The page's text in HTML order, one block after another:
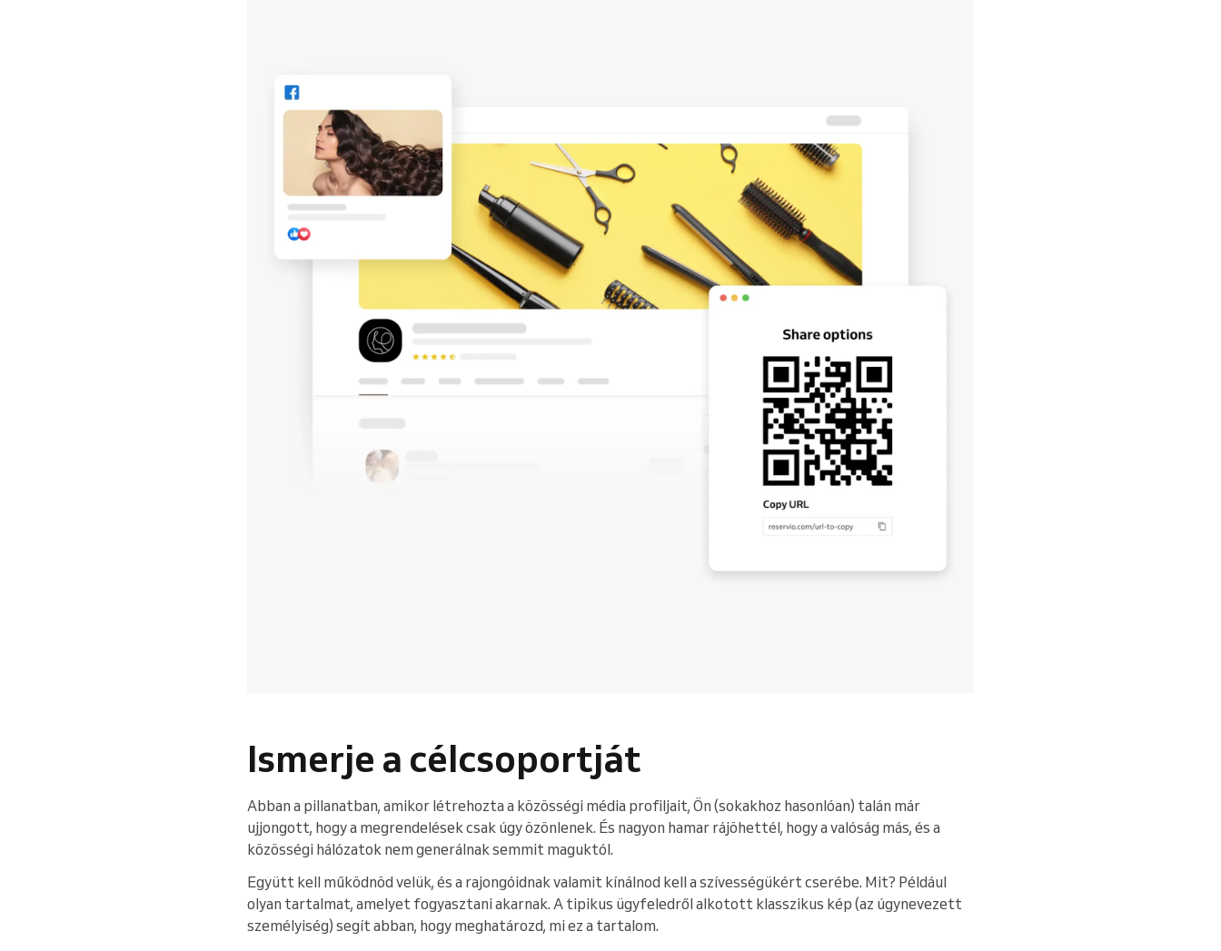
Ismerje a célcsoportját
Abban a pillanatban, amikor létrehozta a közösségi média profiljait, Ön (sokakhoz hasonlóan) talán már
ujjongott, hogy a megrendelések csak úgy özönlenek. És nagyon hamar rájöhettél, hogy a valóság más, és a
közösségi hálózatok nem generálnak semmit maguktól.
Együtt kell működnöd velük, és a rajongóidnak valamit kínálnod kell a szívességükért cserébe. Mit? Például
olyan tartalmat, amelyet fogyasztani akarnak. A tipikus ügyfeledről alkotott klasszikus kép (az úgynevezett
személyiség) segít abban, hogy meghatározd, mi ez a tartalom.